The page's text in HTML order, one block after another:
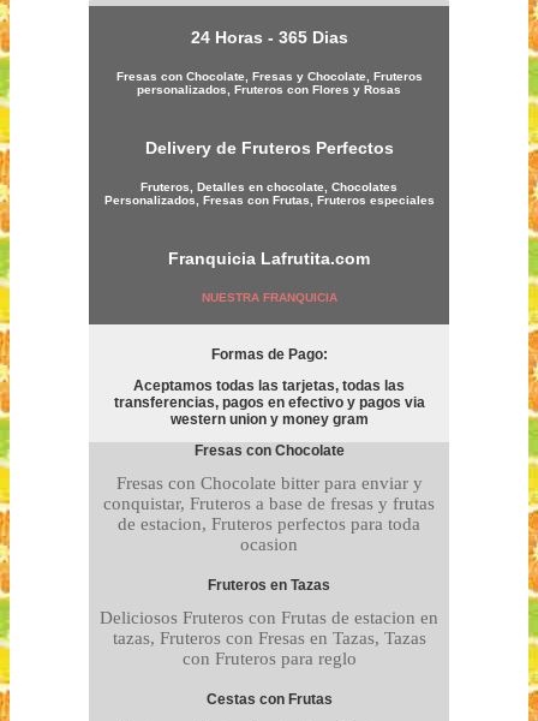
24 Horas - 365 Dias
Fresas con Chocolate, Fresas y Chocolate, Fruteros
personalizados, Fruteros con Flores y Rosas
Delivery de Fruteros Perfectos
Fruteros, Detalles en chocolate, Chocolates
Personalizados, Fresas con Frutas, Fruteros especiales
Franquicia Lafrutita.com
NUESTRA FRANQUICIA
Formas de Pago:
Aceptamos todas las tarjetas, todas las
transferencias, pagos en efectivo y pagos via
western union y money gram
Fresas con Chocolate
Fresas con Chocolate bitter para enviar y
conquistar, Fruteros a base de fresas y frutas
de estacion, Fruteros perfectos para toda
ocasion
Fruteros en Tazas
Deliciosos Fruteros con Frutas de estacion en
tazas, Fruteros con Fresas en Tazas, Tazas
con Fruteros para reglo
Cestas con Frutas